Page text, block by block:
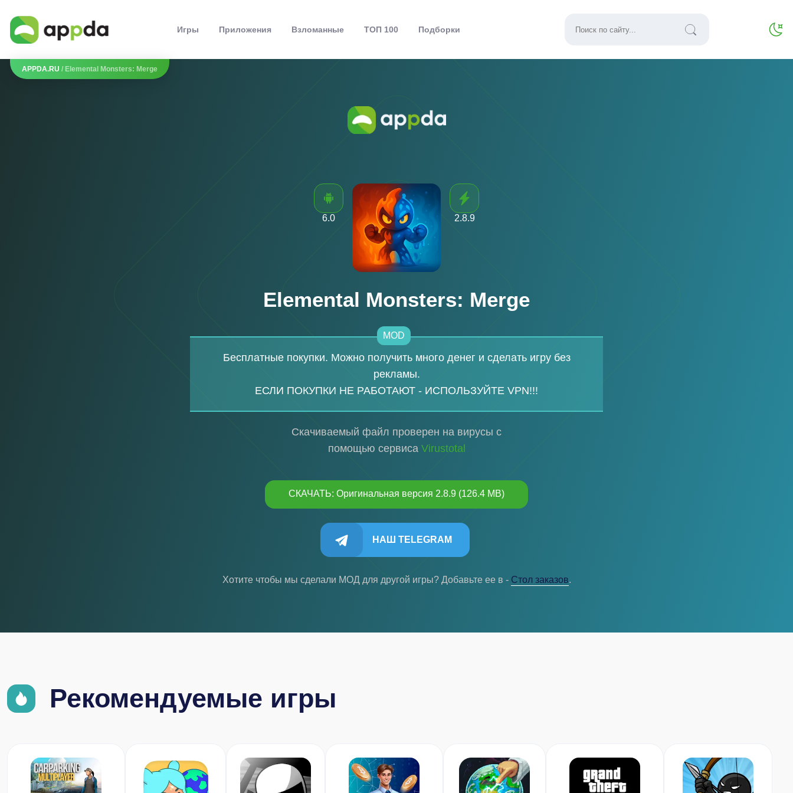
Игры Приложения Взломанные ТОП 100 Подборки
APPDA.RU / Elemental Monsters: Merge
6.0 2.8.9
Elemental Monsters: Merge
MOD
Бесплатные покупки. Можно получить много денег и сделать игру без
рекламы.
ЕСЛИ ПОКУПКИ НЕ РАБОТАЮТ - ИСПОЛЬЗУЙТЕ VPN!!!
Скачиваемый файл проверен на вирусы с
помощью сервиса Virustotal
СКАЧАТЬ: Оригинальная версия 2.8.9 (126.4 MB)
НАШ TELEGRAM
Хотите чтобы мы сделали МОД для другой игры? Добавьте ее в - Cтол заказов.
Рекомендуемые игры